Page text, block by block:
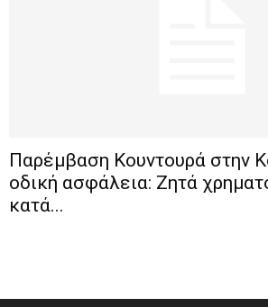
Παρέμβαση Κουντουρά στην
οδική ασφάλεια: Ζητά
κατά...